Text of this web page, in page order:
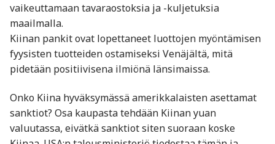
vaikeuttamaan tavaraostoksia ja -kuljetuksia
maailmalla.
Kiinan pankit ovat lopettaneet luottojen myöntämisen
fyysisten tuotteiden ostamiseksi Venäjältä, mitä
pidetään positiivisena ilmiönä länsimaissa.
Onko Kiina hyväksymässä amerikkalaisten asettamat
sanktiot? Osa kaupasta tehdään Kiinan yuan
valuutassa, eivätkä sanktiot siten suoraan koske